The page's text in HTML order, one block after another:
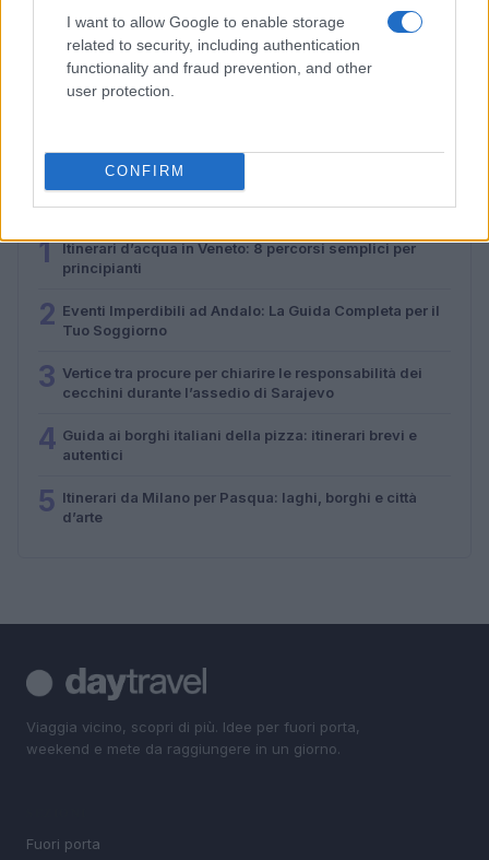
I want to allow Google to enable storage
related to security, including authentication
functionality and fraud prevention, and other
user protection.
CONFIRM
Guida ai mercatini vintage in Piemonte con
passeggiate e street food
PIÙ LETTI
1
Itinerari d’acqua in Veneto: 8 percorsi semplici per
principianti
2 Eventi Imperdibili ad Andalo: La Guida Completa per il
Tuo Soggiorno
3 Vertice tra procure per chiarire le responsabilità dei
cecchini durante l’assedio di Sarajevo
4 Guida ai borghi italiani della pizza: itinerari brevi e
autentici
5 Itinerari da Milano per Pasqua: laghi, borghi e città
d’arte
Viaggia vicino, scopri di più. Idee per fuori porta,
weekend e mete da raggiungere in un giorno.
Fuori porta